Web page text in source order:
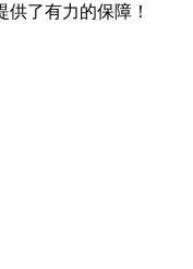
了有力的保障！